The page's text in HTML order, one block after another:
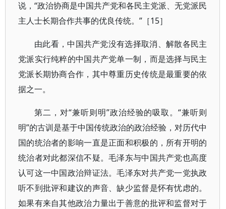
说，“政治协商是中国共产党和各民主党派、无党派民
主人士长期合作共事的优良传统。”［15］
由此看，中国共产党没有选择取消、解散各民主
党派实行纯粹的中国共产党单一制，而是选择与民主
党派长期协商合作，其中尊重历史传统是最重要的依
据之一。
第二，对“兼听则明”政治经验的吸取。“兼听则
明”的古训是基于中国传统政治的政治经验，对历代中
国的统治者的影响一直是正面和积极的，所有开明的
统治者对此都深信不疑。毛泽东与中国共产党也高度
认可这一中国政治辩证法。毛泽东对共产党一党执政
听不到批评和建议的声音、缺少监督是怀有忧虑的。
如果有来自其他政治力量出于善意的批评和监督对于